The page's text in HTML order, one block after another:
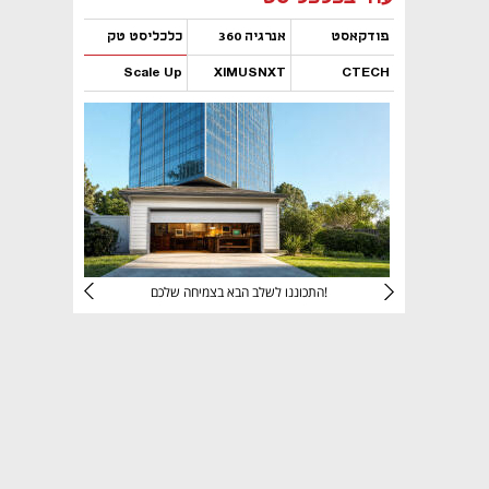
פודקאסט אנרגיה 360 כלכליסט טק
CTECH
XIMUSNXT
Scale Up
נפתח בכרטיסייה חדשה
התכוננו לשלב הבא בצמיחה שלכם!
נפתח בכרטיסייה חדשה